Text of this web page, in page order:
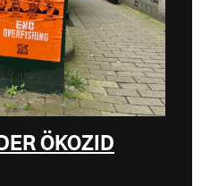
ÖKOZID